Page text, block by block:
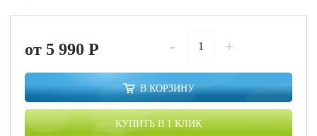
от 5 990P - +
В КОРЗИНУ
КУПИТЬ В 1 КЛИК